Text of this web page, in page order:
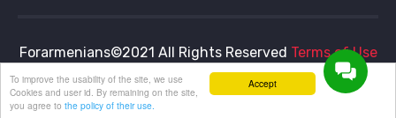
Forarmenians©2021 All Rights Reserved Terms of Use
and Privacy PolicyAccept
To improve the usability of the site, we use
Cookies and user id. By remaining on the site,
you agree to the policy of their use.